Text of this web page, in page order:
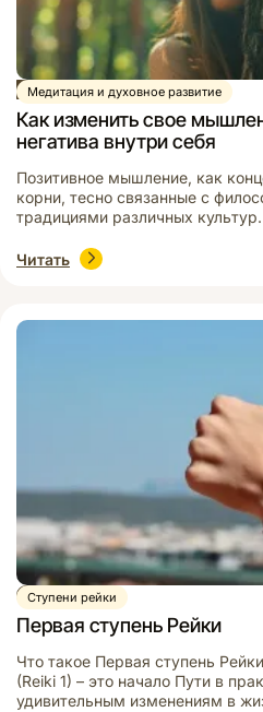
Медитация и духовное развитие
Статья
Как изменить свое
негатива внутри себя
Позитивное мышление, как
корни, тесно связанные с
традициями различных
развитие на протяжении
современное общество.
Платон и Аристотель, выделяли
Читать
Ступени рейки
Видео
Первая ступень Рейки
Что такое Первая ступень
(Reiki 1) – это начало Пути в
удивительным изменениям в